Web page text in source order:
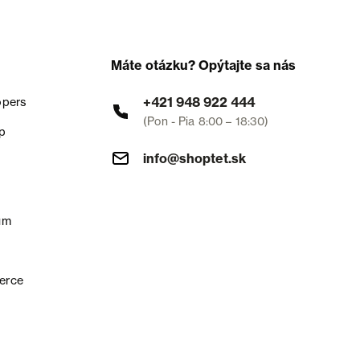
Máte otázku? Opýtajte sa nás
+421 948 922 444
(Pon - Pia 8:00 – 18:30)
info@shoptet.sk